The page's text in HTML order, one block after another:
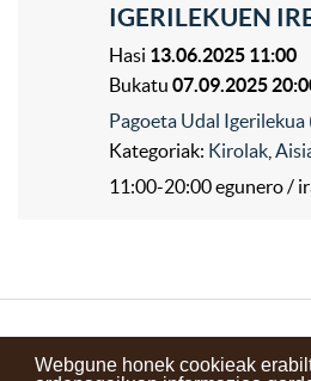
Webgune honek cookieak
IGERILEKUEN
Hasi 13.06.2025 11:00
Bukatu 07.09.2025
Pagoeta Udal
Kategoriak: Kirolak
11:00-20:00 egunero /